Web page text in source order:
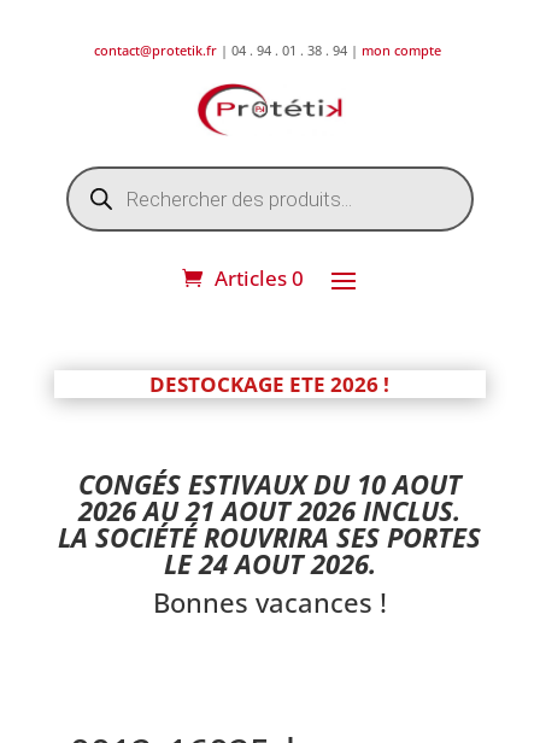
contact@protetik.fr | 04 . 94 . 01 . 38 . 94 | mon compte
Recherche
de
produits
Articles 0
DESTOCKAGE ETE 2026 !
CONGÉS ESTIVAUX DU 10 AOUT
2026 AU 21 AOUT 2026 INCLUS.
LA SOCIÉTÉ ROUVRIRA SES PORTES
LE 24 AOUT 2026.
Bonnes vacances !